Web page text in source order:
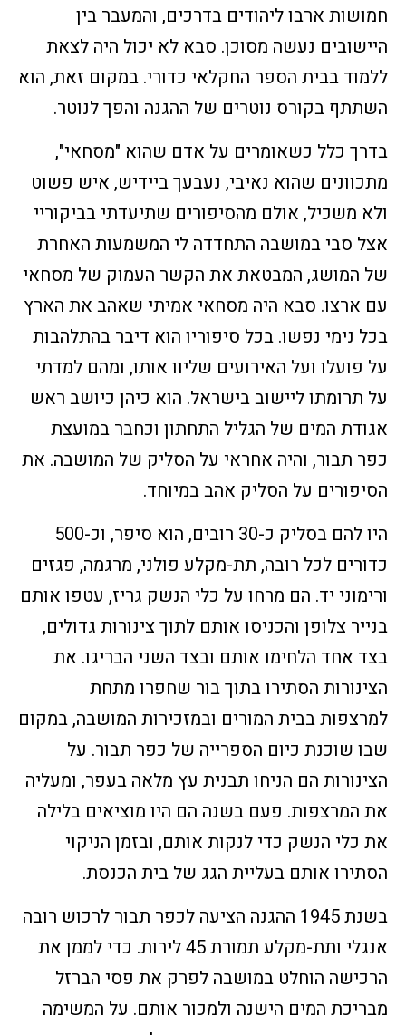
חמושות ארבו ליהודים בדרכים, והמעבר בין
היישובים נעשה מסוכן. סבא לא יכול היה לצאת
ללמוד בבית הספר החקלאי כדורי. במקום זאת, הוא
השתתף בקורס נוטרים של ההגנה והפך לנוטר.
בדרך כלל כשאומרים על אדם שהוא "מסחאי",
מתכוונים שהוא נאיבי, נעבעך ביידיש, איש פשוט
ולא משכיל, אולם מהסיפורים שתיעדתי בביקוריי
אצל סבי במושבה התחדדה לי המשמעות האחרת
של המושג, המבטאת את הקשר העמוק של מסחאי
עם ארצו. סבא היה מסחאי אמיתי שאהב את הארץ
בכל נימי נפשו. בכל סיפוריו הוא דיבר בהתלהבות
על פועלו ועל האירועים שליוו אותו, ומהם למדתי
על תרומתו ליישוב בישראל. הוא כיהן כיושב ראש
אגודת המים של הגליל התחתון וכחבר במועצת
כפר תבור, והיה אחראי על הסליק של המושבה. את
הסיפורים על הסליק אהב במיוחד.
היו להם בסליק כ-30 רובים, הוא סיפר, וכ-500
כדורים לכל רובה, תת-מקלע פולני, מרגמה, פגזים
ורימוני יד. הם מרחו על כלי הנשק גריז, עטפו אותם
בנייר צלופן והכניסו אותם לתוך צינורות גדולים,
בצד אחד הלחימו אותם ובצד השני הבריגו. את
הצינורות הסתירו בתוך בור שחפרו מתחת
למרצפות בבית המורים ובמזכירות המושבה, במקום
שבו שוכנת כיום הספרייה של כפר תבור. על
הצינורות הם הניחו תבנית עץ מלאה בעפר, ומעליה
את המרצפות. פעם בשנה הם היו מוציאים בלילה
את כלי הנשק כדי לנקות אותם, ובזמן הניקוי
הסתירו אותם בעליית הגג של בית הכנסת.
בשנת 1945 ההגנה הציעה לכפר תבור לרכוש רובה
אנגלי ותת-מקלע תמורת 45 לירות. כדי לממן את
הרכישה הוחלט במושבה לפרק את פסי הברזל
מבריכת המים הישנה ולמכור אותם. על המשימה